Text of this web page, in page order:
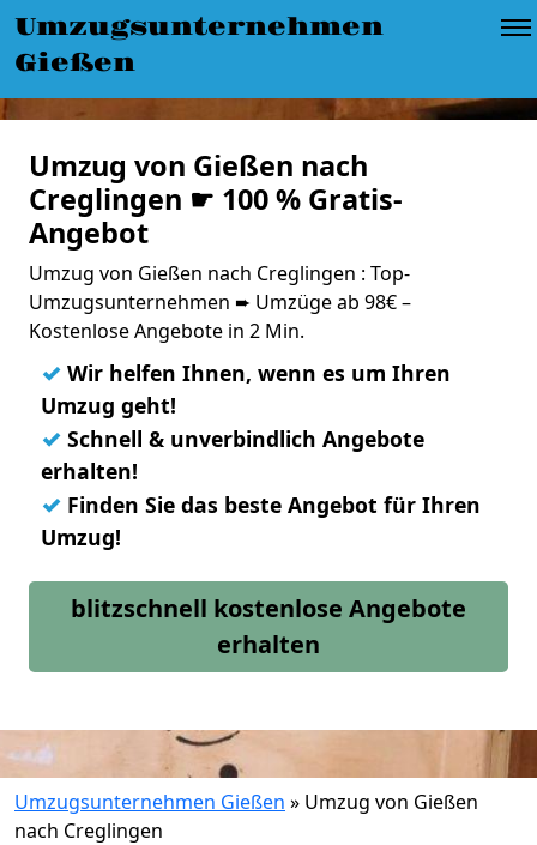
Umzugsunternehmen
Gießen
Umzug von Gießen nach
Creglingen ☛ 100 % Gratis-
Angebot
Umzug von Gießen nach Creglingen : Top-
Umzugsunternehmen ➨ Umzüge ab 98€ –
Kostenlose Angebote in 2 Min.
✓ Wir helfen Ihnen, wenn es um Ihren
Umzug geht!
✓ Schnell & unverbindlich Angebote
erhalten!
✓ Finden Sie das beste Angebot für Ihren
Umzug!
blitzschnell kostenlose Angebote
erhalten
Umzugsunternehmen Gießen » Umzug von Gießen
nach Creglingen